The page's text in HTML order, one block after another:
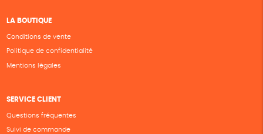
LA BOUTIQUE
Conditions de vente
Politique de confidentialité
Mentions légales
SERVICE CLIENT
Questions fréquentes
Suivi de commande